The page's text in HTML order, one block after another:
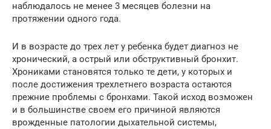
наблюдалось не менее 3 месяцев болезни на
протяжении одного года.
И в возрасте до трех лет у ребенка будет диагноз не
хронический, а острый или обструктивный бронхит.
Хрониками становятся только те дети, у которых и
после достижения трехлетнего возраста остаются
прежние проблемы с бронхами. Такой исход возможен
и в большинстве своем его причиной являются
врожденные патологии дыхательной системы,